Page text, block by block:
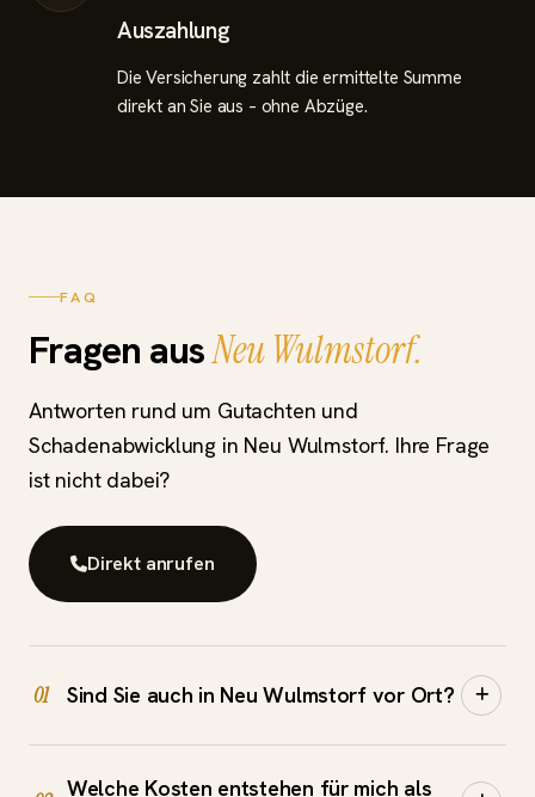
Auszahlung
Die Versicherung zahlt die ermittelte Summe
direkt an Sie aus – ohne Abzüge.
FAQ
Fragen ausNeu Wulmstorf.
Antworten rund um Gutachten und
Schadenabwicklung in Neu Wulmstorf. Ihre Frage
ist nicht dabei?
Direkt anrufen
01 Sind Sie auch in Neu Wulmstorf vor Ort?
Welche Kosten entstehen für mich als